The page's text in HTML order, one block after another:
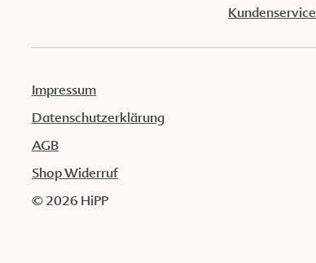
Kundenservice
Impressum
Datenschutzerklärung
AGB
Shop Widerruf
© 2026 HiPP